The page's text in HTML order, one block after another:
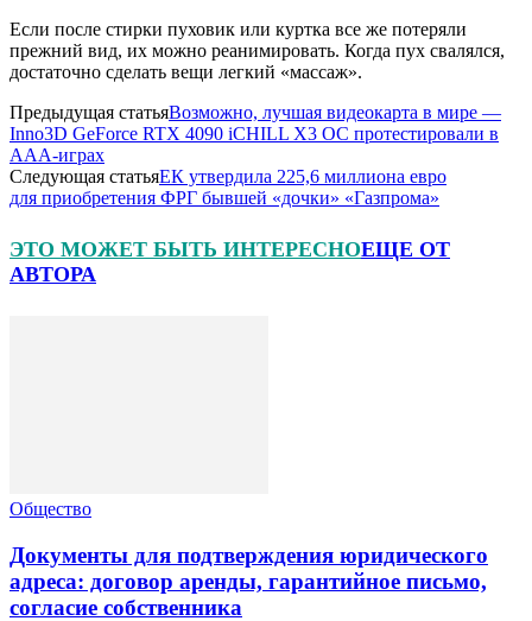
Если после стирки пуховик или куртка все же потеряли
прежний вид, их можно реанимировать. Когда пух свалялся,
достаточно сделать вещи легкий «массаж».
Предыдущая статьяВозможно, лучшая видеокарта в мире —
Inno3D GeForce RTX 4090 iCHILL X3 OC протестировали в
ААА-играх
Следующая статьяЕК утвердила 225,6 миллиона евро
для приобретения ФРГ бывшей «дочки» «Газпрома»
ЭТО МОЖЕТ БЫТЬ ИНТЕРЕСНОЕЩЕ ОТ
АВТОРА
Общество
Документы для подтверждения юридического
адреса: договор аренды, гарантийное письмо,
согласие собственника